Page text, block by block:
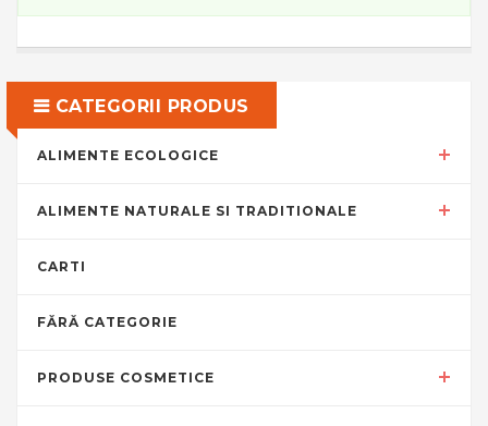
CATEGORII PRODUS
ALIMENTE ECOLOGICE
ALIMENTE NATURALE SI TRADITIONALE
CARTI
FĂRĂ CATEGORIE
PRODUSE COSMETICE